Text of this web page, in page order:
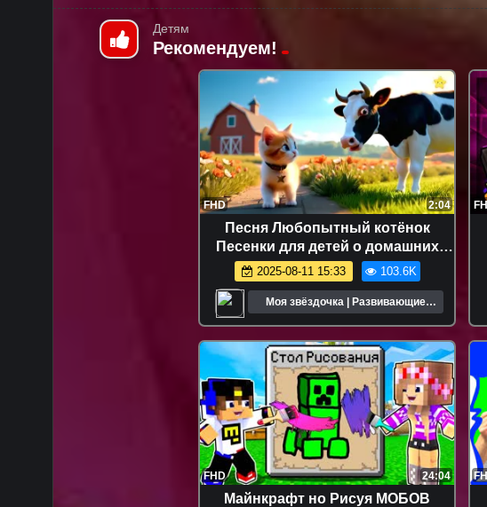
Детям
Рекомендуем!
FHD 2:04
Песня Любопытный котёнок
Песенки для детей о домашних
животных
2025-08-11 15:33 103.6K
Моя звёздочка | Развивающие
мультики для детей
FHD 24:04
Майнкрафт но Рисуя МОБОВ